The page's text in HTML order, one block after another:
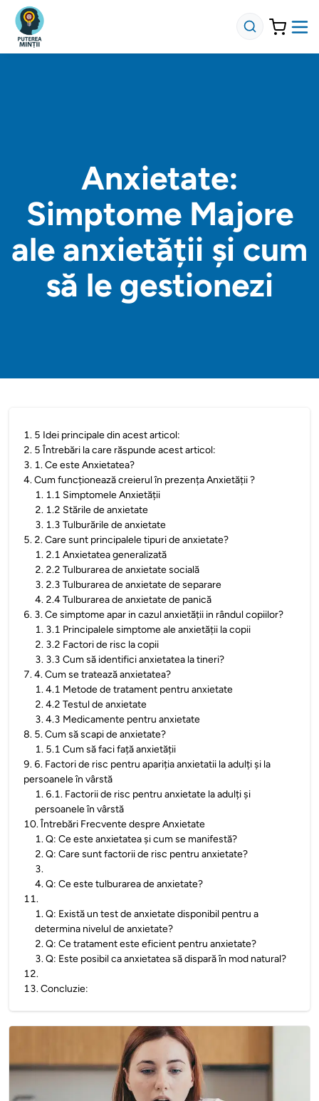
Anxietate:
Simptome Majore
ale anxietății și cum
să le gestionezi
1. 5 Idei principale din acest articol:
2. 5 Întrebări la care răspunde acest articol:
3. 1. Ce este Anxietatea?
4.Cum funcționează creierul în prezența Anxietății ?
1. 1.1 Simptomele Anxietății
2. 1.2 Stările de anxietate
3. 1.3 Tulburările de anxietate
5. 2. Care sunt principalele tipuri de anxietate?
1. 2.1 Anxietatea generalizată
2. 2.2 Tulburarea de anxietate socială
3. 2.3 Tulburarea de anxietate de separare
4. 2.4 Tulburarea de anxietate de panică
6. 3. Ce simptome apar in cazul anxietății in rândul copiilor?
1. 3.1 Principalele simptome ale anxietății la copii
2. 3.2 Factori de risc la copii
3. 3.3 Cum să identifici anxietatea la tineri?
7.4. Cum se tratează anxietatea?
1.4.1 Metode de tratament pentru anxietate
2.4.2 Testul de anxietate
3.4.3 Medicamente pentru anxietate
8. 5. Cum să scapi de anxietate?
1. 5.1 Cum să faci față anxietății
9. 6. Factori de risc pentru apariția anxietatii la adulți și la
persoanele în vârstă
1. 6.1. Factorii de risc pentru anxietate la adulți și
persoanele în vârstă
10.Întrebări Frecvente despre Anxietate
1.Q: Ce este anxietatea și cum se manifestă?
2.Q: Care sunt factorii de risc pentru anxietate?
3.
4.Q: Ce este tulburarea de anxietate?
11.
1.Q: Există un test de anxietate disponibil pentru a
determina nivelul de anxietate?
2.Q: Ce tratament este eficient pentru anxietate?
3.Q: Este posibil ca anxietatea să dispară în mod natural?
12.
13.Concluzie: